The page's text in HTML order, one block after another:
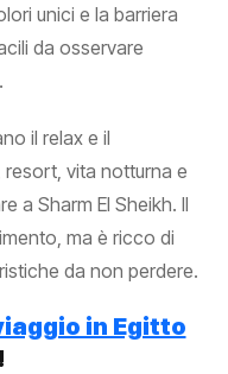
unici e la barriera
da osservare
il relax e il
vita notturna e
a Sharm El Sheikh. Il
ma è ricco di
da non perdere.
in Egitto
!